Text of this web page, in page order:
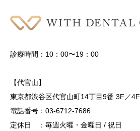
診療時間：10：00〜19：00
【代官山】
東京都渋谷区代官山町14丁目9番 3F／4F
電話番号：03-6712-7686
定休日 ：毎週火曜・金曜日 / 祝日